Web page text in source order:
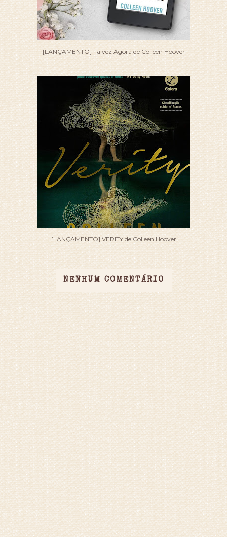
[LANÇAMENTO] Talvez Agora de Colleen Hoover
[LANÇAMENTO] VERITY de Colleen Hoover
NENHUM COMENTÁRIO